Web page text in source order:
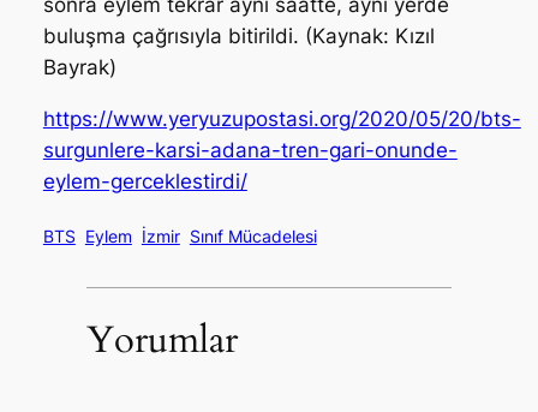
buluşma çağrısıyla bitirildi. (Kaynak: Kızıl
Bayrak)
https://www.yeryuzupostasi.org/2020/05/20/bts-
surgunlere-karsi-adana-tren-gari-onunde-
eylem-gerceklestirdi/
BTS Eylem İzmir Sınıf Mücadelesi
Yorumlar